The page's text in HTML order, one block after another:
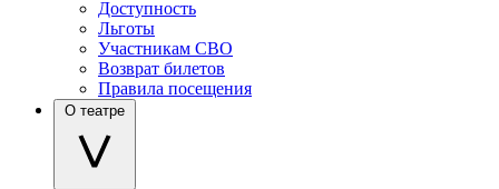
Доступность
Льготы
Участникам СВО
Возврат билетов
Правила посещения
О театре